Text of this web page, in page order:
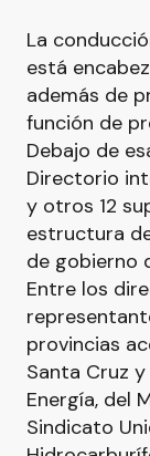
La
está
además de
función de
Debajo de
Directorio
y otros 12
estructura
de gobierno
Entre los
provincias
Santa Cruz
Energía, del
Sindicato